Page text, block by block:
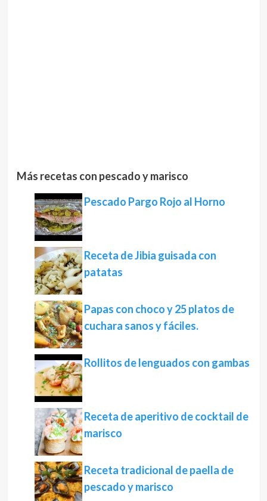
Más recetas con pescado y marisco
Pescado Pargo Rojo al Horno
Receta de Jibia guisada con
patatas
Papas con choco y 25 platos de
cuchara sanos y fáciles.
Rollitos de lenguados con gambas
Receta de aperitivo de cocktail de
marisco
Receta tradicional de paella de
pescado y marisco